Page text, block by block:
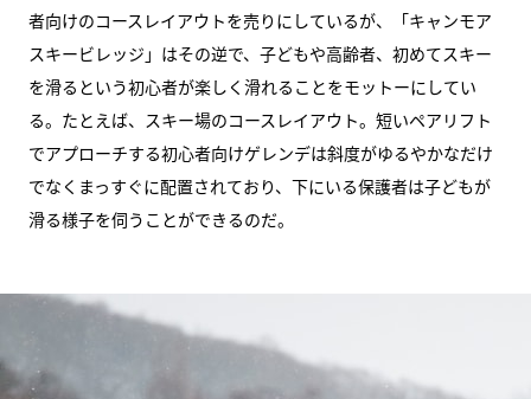
者向けのコースレイアウトを売りにしているが、「キャンモア
スキービレッジ」はその逆で、子どもや高齢者、初めてスキー
を滑るという初心者が楽しく滑れることをモットーにしてい
る。たとえば、スキー場のコースレイアウト。短いペアリフト
でアプローチする初心者向けゲレンデは斜度がゆるやかなだけ
でなくまっすぐに配置されており、下にいる保護者は子どもが
滑る様子を伺うことができるのだ。